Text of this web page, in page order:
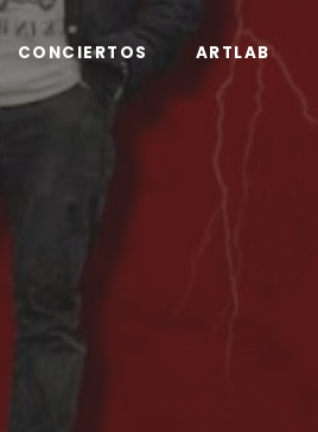
CONCIERTOS ARTLAB